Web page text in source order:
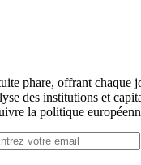
phare, offrant chaque
des institutions et
la politique